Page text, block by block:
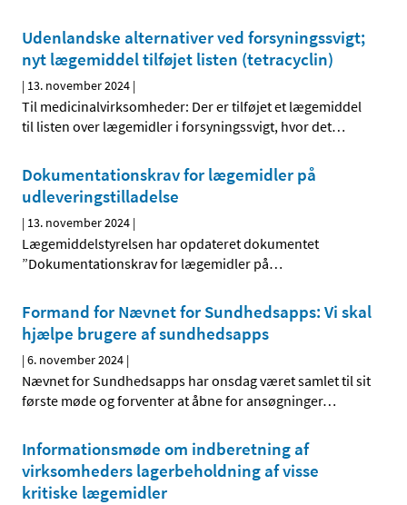
Udenlandske alternativer ved forsyningssvigt;
nyt lægemiddel tilføjet listen (tetracyclin)
| 13. november 2024 |
Til medicinalvirksomheder: Der er tilføjet et lægemiddel
til listen over lægemidler i forsyningssvigt, hvor det…
Dokumentationskrav for lægemidler på
udleveringstilladelse
| 13. november 2024 |
Lægemiddelstyrelsen har opdateret dokumentet
”Dokumentationskrav for lægemidler på…
Formand for Nævnet for Sundhedsapps: Vi skal
hjælpe brugere af sundhedsapps
|6. november 2024 |
Nævnet for Sundhedsapps har onsdag været samlet til sit
første møde og forventer at åbne for ansøgninger…
Informationsmøde om indberetning af
virksomheders lagerbeholdning af visse
kritiske lægemidler